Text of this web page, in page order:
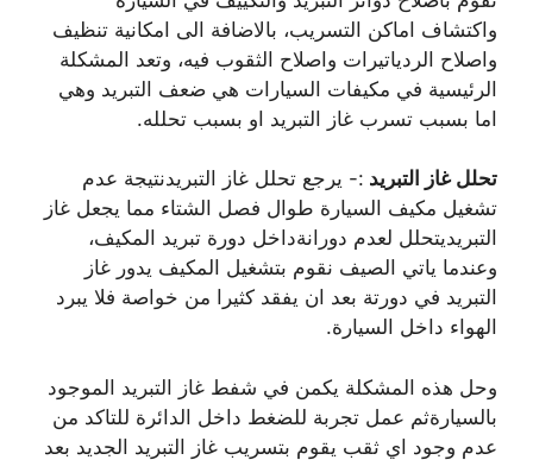
واكتشاف اماكن التسريب، بالاضافة الى امكانية تنظيف
واصلاح الردياتيرات واصلاح الثقوب فيه، وتعد المشكلة
الرئيسية في مكيفات السيارات هي ضعف التبريد وهي
اما بسبب تسرب غاز التبريد او بسبب تحلله.
تحلل غاز التبريد :- يرجع تحلل غاز التبريدنتيجة عدم
تشغيل مكيف السيارة طوال فصل الشتاء مما يجعل غاز
التبريديتحلل لعدم دورانةداخل دورة تبريد المكيف،
وعندما ياتي الصيف نقوم بتشغيل المكيف يدور غاز
التبريد في دورتة بعد ان يفقد كثيرا من خواصة فلا يبرد
الهواء داخل السيارة.
وحل هذه المشكلة يكمن في شفط غاز التبريد الموجود
بالسيارةثم عمل تجربة للضغط داخل الدائرة للتاكد من
عدم وجود اي ثقب يقوم بتسريب غاز التبريد الجديد بعد